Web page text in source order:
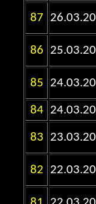
87
86
85
84
83
82